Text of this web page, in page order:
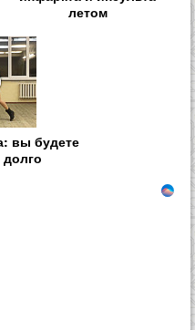
летом
вы будете